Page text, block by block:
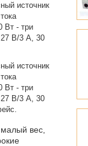
источник
Вт - три
В/3 А, 30
источник
Вт - три
В/3 А, 30
вес,